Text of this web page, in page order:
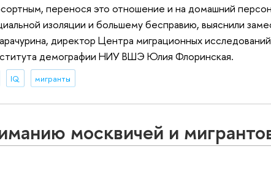
перенося это отношение и на домашний
изоляции и большему бесправию, выяснили
директор Центра миграционных
демографии НИУ ВШЭ Юлия Флоринская.
IQ мигранты
москвичей и